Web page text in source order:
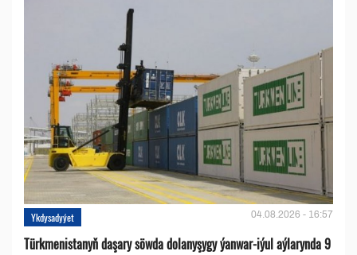
Ykdysadyýet 04.08.2026 - 16:57
Türkmenistanyň daşary söwda dolanyşygy ýanwar-iýul aýlarynda 9